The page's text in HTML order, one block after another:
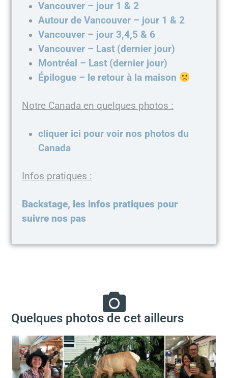
Vancouver – jour 1 & 2
Autour de Vancouver – jour 1 & 2
Vancouver – jour 3,4,5 & 6
Vancouver – Last (dernier jour)
Montréal – Last (dernier jour)
Épilogue – le retour à la maison
Notre Canada en quelques photos :
cliquer ici pour voir nos photos du
Canada
Infos pratiques :
Backstage, les infos pratiques pour
suivre nos pas
Quelques photos de cet ailleurs